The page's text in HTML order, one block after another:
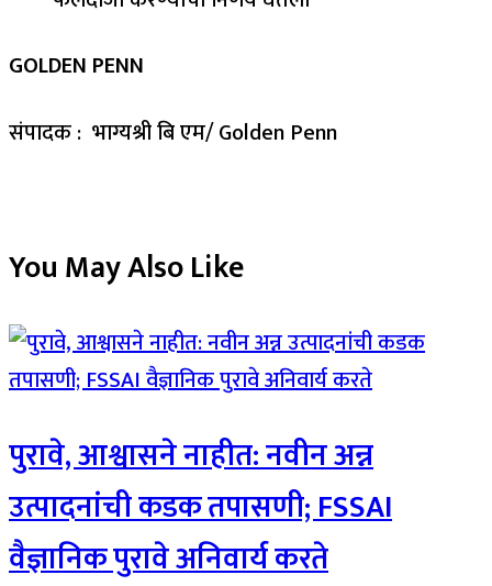
GOLDEN PENN
संपादक : भाग्यश्री बि एम/ Golden Penn
You May Also Like
पुरावे, आश्वासने नाहीत: नवीन अन्न
उत्पादनांची कडक तपासणी; FSSAI
वैज्ञानिक पुरावे अनिवार्य करते